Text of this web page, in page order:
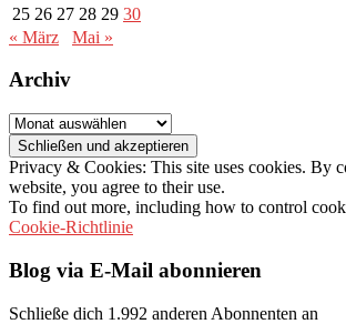
25 26 27 28 29 30
« März
Mai »
Archiv
Archiv
Privacy & Cookies: This site uses cookies. By
website, you agree to their use.
To find out more, including how to control
Cookie-Richtlinie
Blog via E-Mail abonnieren
Schließe dich 1.992 anderen Abonnenten an